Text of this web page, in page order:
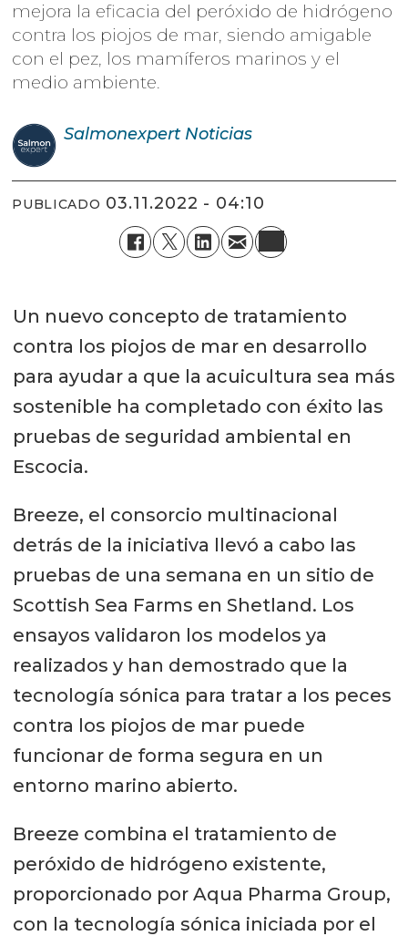
mejora la eficacia del peróxido de hidrógeno
contra los piojos de mar, siendo amigable
con el pez, los mamíferos marinos y el
medio ambiente.
Salmonexpert Noticias
PUBLICADO 03.11.2022 - 04:10
Un nuevo concepto de tratamiento
contra los piojos de mar en desarrollo
para ayudar a que la acuicultura sea más
sostenible ha completado con éxito las
pruebas de seguridad ambiental en
Escocia.
Breeze, el consorcio multinacional
detrás de la iniciativa llevó a cabo las
pruebas de una semana en un sitio de
Scottish Sea Farms en Shetland. Los
ensayos validaron los modelos ya
realizados y han demostrado que la
tecnología sónica para tratar a los peces
contra los piojos de mar puede
funcionar de forma segura en un
entorno marino abierto.
Breeze combina el tratamiento de
peróxido de hidrógeno existente,
proporcionado por Aqua Pharma Group,
con la tecnología sónica iniciada por el